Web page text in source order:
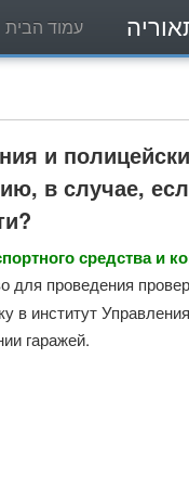
עמוד הבית
и
в случае,
средства и
для проведения
в институт
гаражей.